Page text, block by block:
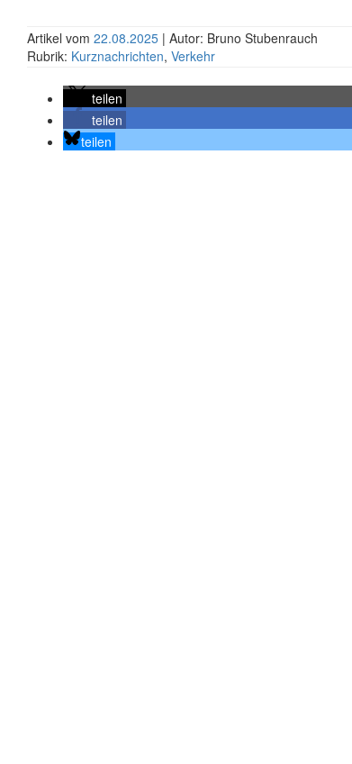
Artikel vom 22.08.2025 | Autor: Bruno Stubenrauch
Rubrik: Kurznachrichten, Verkehr
teilen
teilen
teilen